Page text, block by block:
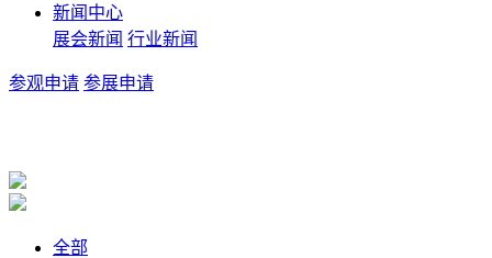
新闻中心
展会新闻 行业新闻
参观申请 参展申请
全部